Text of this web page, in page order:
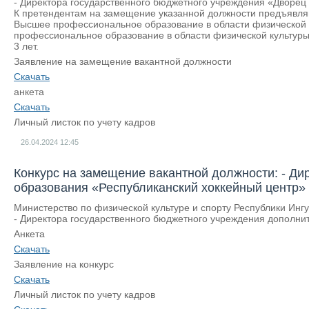
К претендентам на замещение указанной должности
Высшее профессиональное образование в области
профессиональное образование в области физической
3 лет.
Заявление на замещение вакантной должности
Скачать
анкета
Скачать
Личный листок по учету кадров
26.04.2024 12:45
Конкурс на замещение вакантной должности: -
образования «Республиканский хоккейный центр»
Министерство по физической культуре и спорту Республики
- Директора государственного бюджетного учреждения
Анкета
Скачать
Заявление на конкурс
Скачать
Личный листок по учету кадров